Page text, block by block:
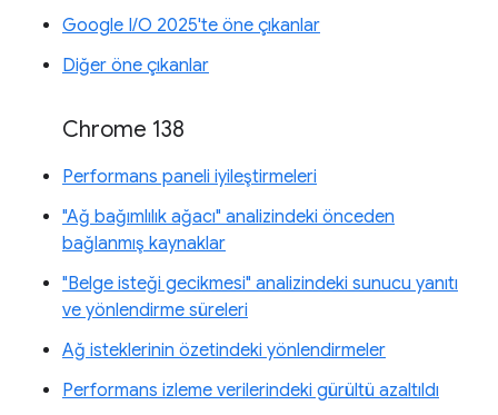
Google I/O 2025'te öne çıkanlar
Diğer öne çıkanlar
Chrome 138
Performans paneli iyileştirmeleri
"Ağ bağımlılık ağacı" analizindeki önceden
bağlanmış kaynaklar
"Belge isteği gecikmesi" analizindeki sunucu yanıtı
ve yönlendirme süreleri
Ağ isteklerinin özetindeki yönlendirmeler
Performans izleme verilerindeki gürültü azaltıldı